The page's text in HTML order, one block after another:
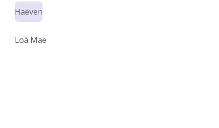
Haeven
Loà Mae